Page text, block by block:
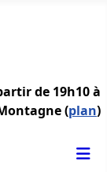
de 19h10 à
(plan)